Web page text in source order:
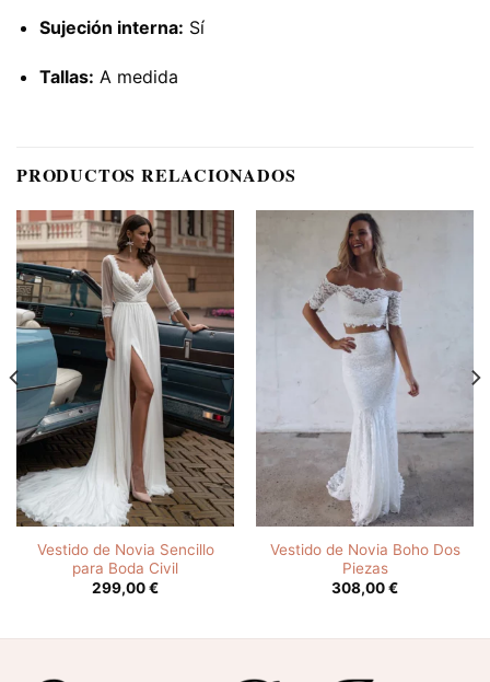
Sujeción interna: Sí
Tallas: A medida
PRODUCTOS RELACIONADOS
Vestido de Novia Sencillo
para Boda Civil
299,00€
Vestido de Novia Boho Dos
Piezas
308,00€